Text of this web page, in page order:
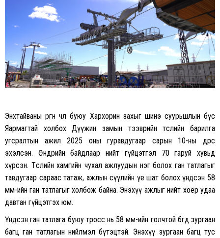
FacebookTwitter
Энхтайваны өргөн чөлөө буюу Хархорин захыг шинэ суурьшлын бүс
Яармагтай холбох Дүүжин замын тээврийн төслийн барилга
угсралтын ажил 2025 оны гуравдугаар сарын 10-ны өдрөөс
эхэлсэн. Өнөөдрийн байдлаар нийт гүйцэтгэл 70 гаруй хувьд
хүрсэн. Төслийн хамгийн чухал ажлуудын нэг болох ган татлагыг
тавдугаар сараас татаж, ажлын сүүлийн үе шат болох үндсэн 58
мм-ийн ган татлагыг холбож байна. Энэхүү ажлыг нийт хоёр удаа
давтан гүйцэтгэх юм.
Үндсэн ган татлага буюу тросс нь 58 мм-ийн голчтой бөгөөд зургаан
багц ган татлагын нийлмэл бүтэцтэй. Энэхүү зургаан багц тус